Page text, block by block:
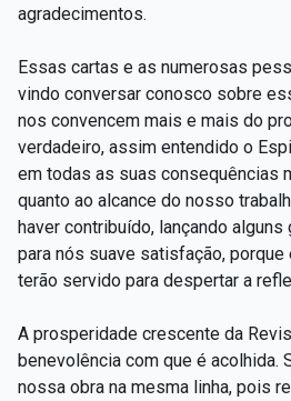
agradecimentos.
Essas cartas e as numerosas
vindo conversar conosco sobre
nos convencem mais e mais do
verdadeiro, assim entendido o
em todas as suas consequências
quanto ao alcance do nosso
haver contribuído, lançando alguns
para nós suave satisfação,
terão servido para despertar a
A prosperidade crescente da
benevolência com que é acolhida.
nossa obra na mesma linha, pois